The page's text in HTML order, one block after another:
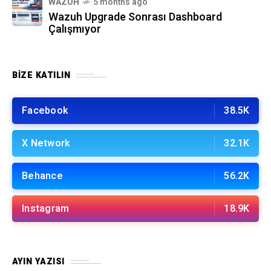
Wazuh Upgrade Sonrası Dashboard
Çalışmıyor
BIZE KATILIN
Facebook 38.5K
X Network 32.1K
Behance 56.2K
Instagram 18.9K
AYIN YAZISI